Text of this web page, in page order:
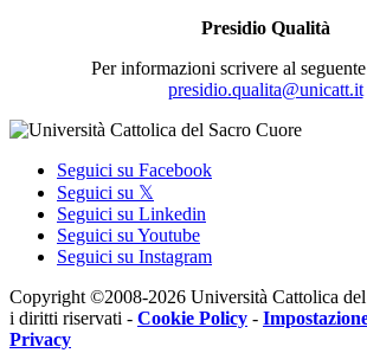
Presidio Qualità
Per informazioni scrivere al
presidio.qualita@unicatt.it
Seguici su Facebook
Seguici su 𝕏
Seguici su Linkedin
Seguici su Youtube
Seguici su Instagram
Copyright ©2008-2026 Università Cattolica
i diritti riservati - Cookie Policy -
Privacy